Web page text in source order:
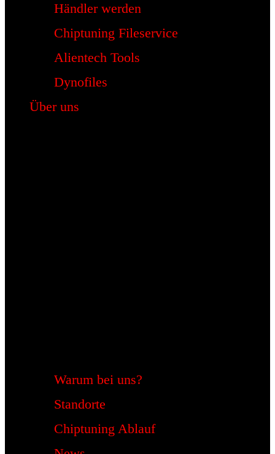
Händler werden
Chiptuning Fileservice
Alientech Tools
Dynofiles
Über uns
Warum bei uns?
Standorte
Chiptuning Ablauf